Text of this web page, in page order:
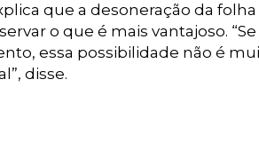
que a desoneração da folha
o que é mais vantajoso.
essa possibilidade não é
disse.